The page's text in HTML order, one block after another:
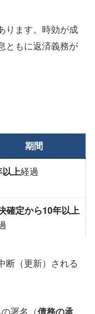
ります。時効が成
ともに返済義務が
期間
以上経過
確定から10年以上
断（更新）される
署名（